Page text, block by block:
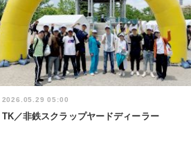
2026.05.29 05:00
TK／非鉄スクラップヤードディーラー